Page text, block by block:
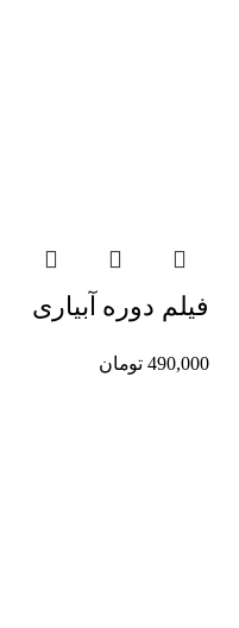
فیلم دوره آبیاری
490,000 تومان